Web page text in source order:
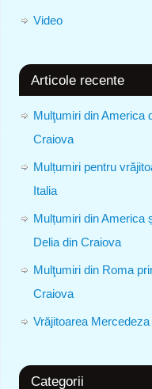
Video
Articole recente
Mulţumiri din America
Craiova
Mulțumiri pentru
Italia
Mulțumiri din America
Delia din Craiova
Mulţumiri din Roma
Craiova
Vrăjitoarea
Categorii